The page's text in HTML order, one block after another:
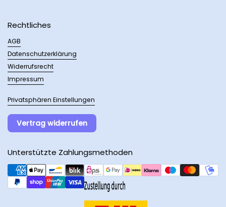
Rechtliches
AGB
Datenschutzerklärung
Widerrufsrecht
Impressum
Privatsphären Einstellungen
Vertrag widerrufen
Unterstützte Zahlungsmethoden